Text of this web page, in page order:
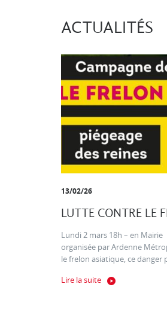
ACTUALITÉS
13/02/26
LUTTE CONTRE LE
Lundi 2 mars 18h – en Mairie
organisée par Ardenne
le frelon asiatique, ce danger
Lire la suite